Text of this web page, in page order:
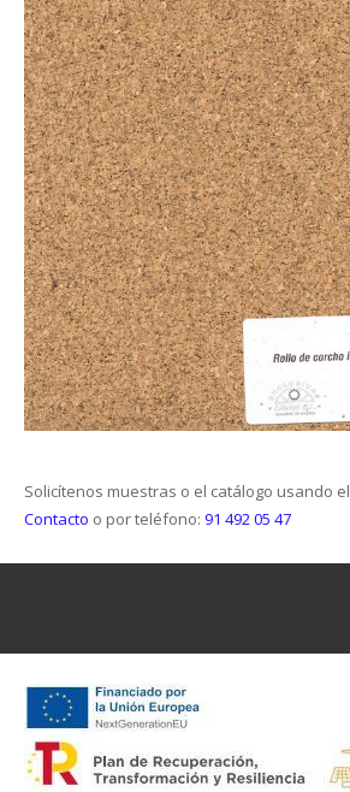
Solicítenos muestras o el catálogo usando el
Contacto o por teléfono: 91 492 05 47